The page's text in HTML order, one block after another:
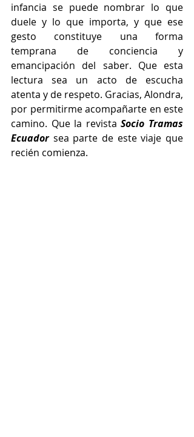
infancia se puede nombrar lo que
duele y lo que importa, y que ese
gesto constituye una forma
temprana de conciencia y
emancipación del saber. Que esta
lectura sea un acto de escucha
atenta y de respeto. Gracias, Alondra,
por permitirme acompañarte en este
camino. Que la revista Socio Tramas
Ecuador sea parte de este viaje que
recién comienza.